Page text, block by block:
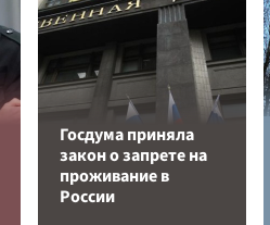
Госдума приняла
закон о запрете на
проживание в
России